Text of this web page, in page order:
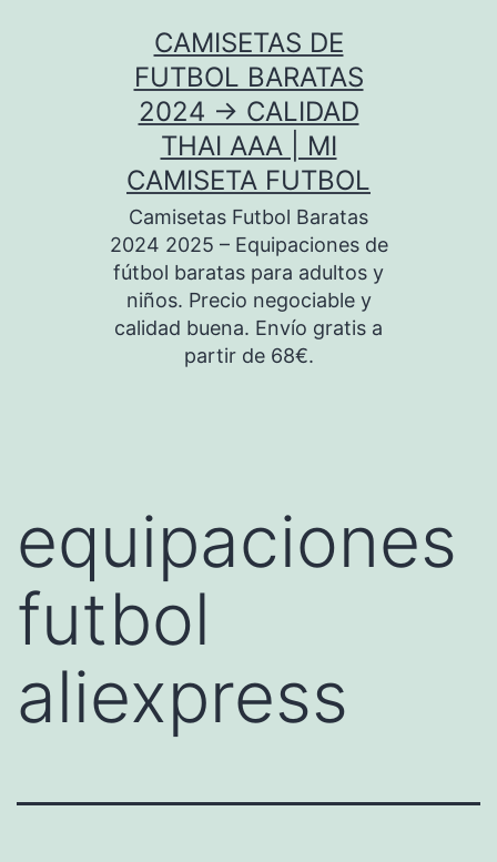
CAMISETAS DE
FUTBOL BARATAS
2024 → CALIDAD
THAI AAA | MI
CAMISETA FUTBOL
Camisetas Futbol Baratas
2024 2025 – Equipaciones de
fútbol baratas para adultos y
niños. Precio negociable y
calidad buena. Envío gratis a
partir de 68€.
equipaciones
futbol
aliexpress